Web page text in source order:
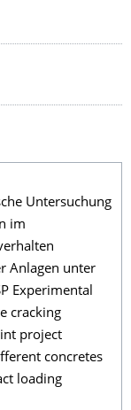
Untersuchung
im
Anlagen unter
Experimental
cracking
project
concretes
loading